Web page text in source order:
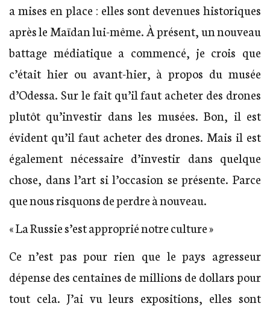
a mises en place : elles sont devenues historiques
après le Maïdan lui-même. À présent, un nouveau
battage médiatique a commencé, je crois que
c’était hier ou avant-hier, à propos du musée
d’Odessa. Sur le fait qu’il faut acheter des drones
plutôt qu’investir dans les musées. Bon, il est
évident qu’il faut acheter des drones. Mais il est
également nécessaire d’investir dans quelque
chose, dans l’art si l’occasion se présente. Parce
que nous risquons de perdre à nouveau.
« La Russie s’est approprié notre culture »
Ce n’est pas pour rien que le pays agresseur
dépense des centaines de millions de dollars pour
tout cela. J’ai vu leurs expositions, elles sont